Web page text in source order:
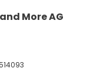
More AG